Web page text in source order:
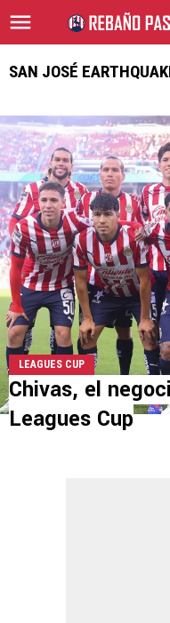
SAN JOSÉ
LEAGUES CUP
Chivas, el
Leagues Cup